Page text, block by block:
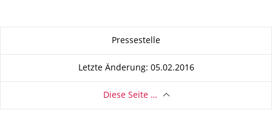
Pressestelle
Letzte Änderung: 05.02.2016
Diese Seite …